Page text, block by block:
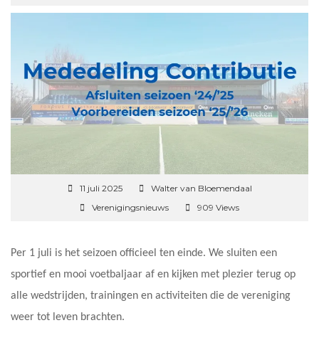
11 juli 2025
Walter van Bloemendaal
Verenigingsnieuws
909 Views
Per 1 juli is het seizoen officieel ten einde. We sluiten een
sportief en mooi voetbaljaar af en kijken met plezier terug op
alle wedstrijden, trainingen en activiteiten die de vereniging
weer tot leven brachten.